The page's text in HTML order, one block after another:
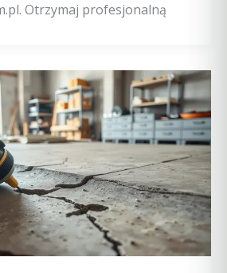
Otrzymaj profesjonalną